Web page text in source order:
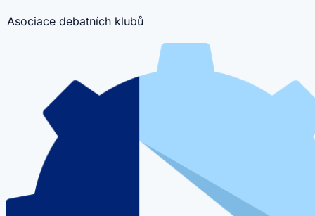
Asociace debatních klubů